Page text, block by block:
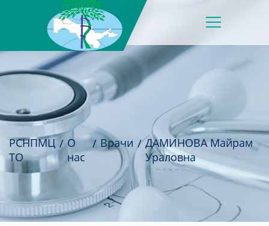
РСНПМЦ
ТО
О
нас
Врачи
ДАМИНОВА Майрам
Ураловна